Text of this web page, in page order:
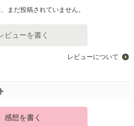
まだ投稿されていません。
ビューを書く
レビューについて
感想を書く